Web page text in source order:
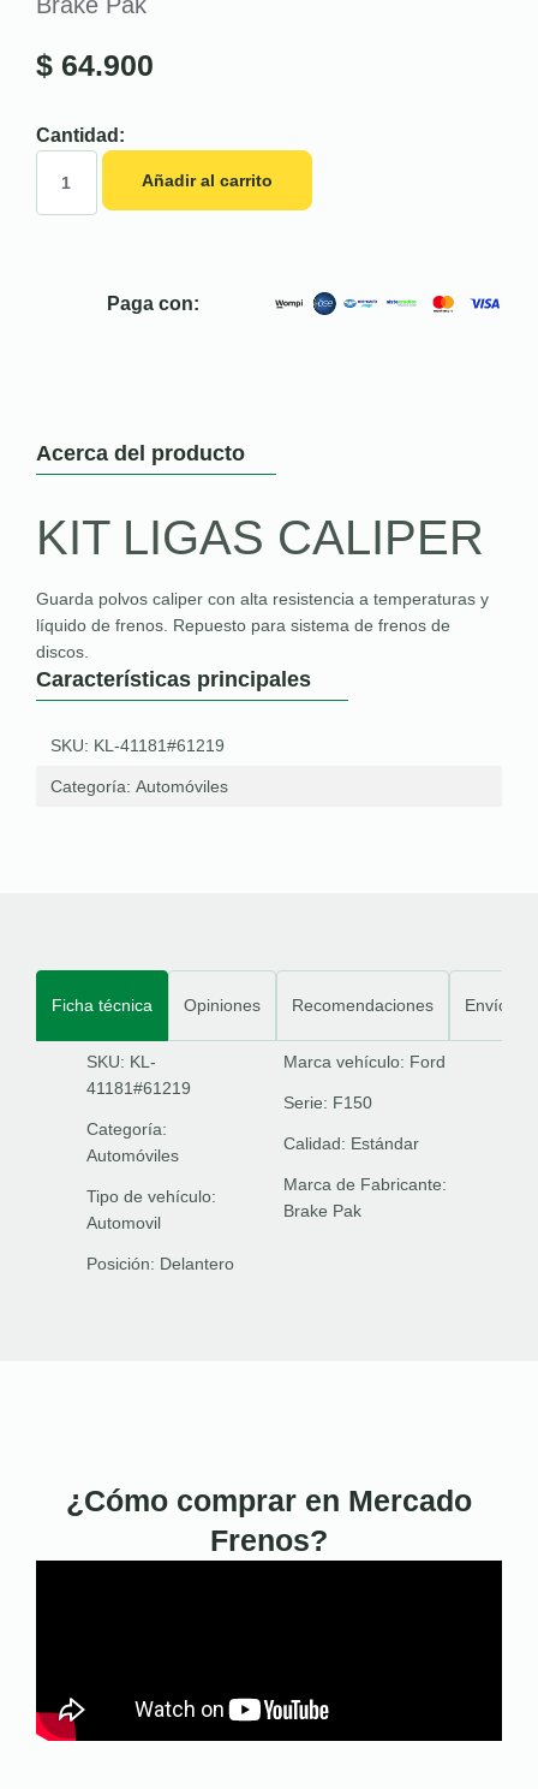
$ 64.900
Cantidad:
Añadir al carrito
Paga con:
Acerca del producto
KIT LIGAS CALIPER
Guarda polvos caliper con alta resistencia a temperaturas y
líquido de frenos. Repuesto para sistema de frenos de
discos.
Características principales
SKU: KL-41181#61219
Categoría: Automóviles
Ficha técnica Opiniones Recomendaciones Envíos
SKU: KL-
41181#61219
Categoría:
Automóviles
Tipo de vehículo:
Automovil
Posición: Delantero
Marca vehículo: Ford
Serie: F150
Calidad: Estándar
Marca de Fabricante:
Brake Pak
¿Cómo comprar en Mercado
Frenos?